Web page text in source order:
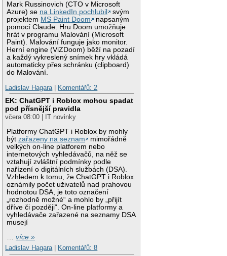
Mark Russinovich (CTO v Microsoft
Azure) se na LinkedIn pochlubil
svým
projektem MS Paint Doom
napsaným
pomocí Claude. Hru Doom umožňuje
hrát v programu Malování (Microsoft
Paint). Malování funguje jako monitor.
Herní engine (ViZDoom) běží na pozadí
a každý vykreslený snímek hry vkládá
automaticky přes schránku (clipboard)
do Malování.
Ladislav Hagara
Komentářů: 2
EK: ChatGPT i Roblox mohou spadat
pod přísnější pravidla
včera 08:00 | IT novinky
Platformy ChatGPT i Roblox by mohly
býtzařazeny na seznam
mimořádně
velkých on-line platforem nebo
internetových vyhledávačů, na něž se
vztahují zvláštní podmínky podle
nařízení o digitálních službách (DSA).
Vzhledem k tomu, že ChatGPT i Roblox
oznámily počet uživatelů nad prahovou
hodnotou DSA, je toto označení
„rozhodně možné“ a mohlo by „přijít
dříve či později“. On-line platformy a
vyhledávače zařazené na seznamy DSA
musejí
…více »
Ladislav Hagara| Komentářů: 8